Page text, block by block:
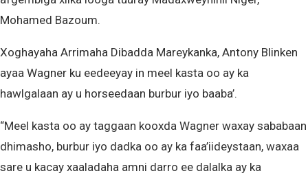
Mohamed Bazoum.
Xoghayaha Arrimaha Dibadda Mareykanka, Antony Blinken
ayaa Wagner ku eedeeyay in meel kasta oo ay ka
hawlgalaan ay u horseedaan burbur iyo baaba’.
“Meel kasta oo ay taggaan kooxda Wagner waxay sababaan
dhimasho, burbur iyo dadka oo ay ka faa’iideystaan, waxaa
sare u kacay xaaladaha amni darro ee dalalka ay ka